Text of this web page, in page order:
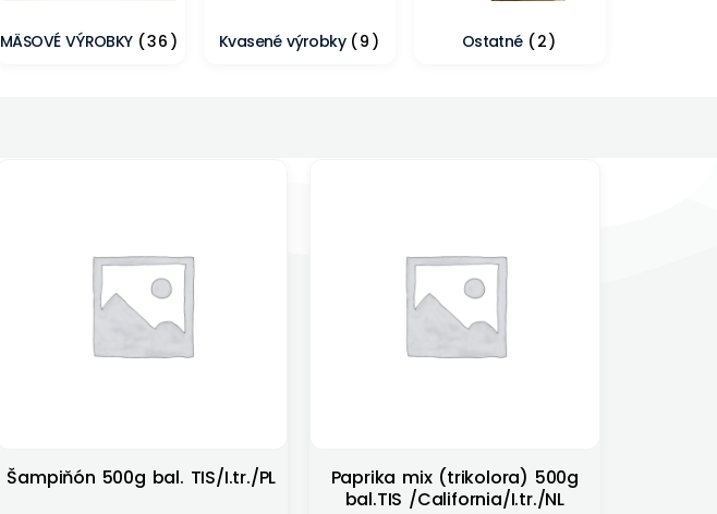
MÄSOVÉ VÝROBKY (36) Kvasené výrobky (9) Ostatné (2)
Šampiňón 500g bal. TIS/I.tr./PL
Paprika mix (trikolora) 500g
bal.TIS /California/I.tr./NL